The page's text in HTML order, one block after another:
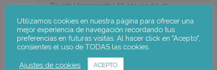
Revista Herramientas Nº 101-pp 20-29.
Notus team:
Utilizamos cookies en nuestra página para ofrecer una
mejor experiencia de navegación recordando tus
preferencias en futuras visitas. Al hacer click en "Acepto",
consientes el uso de TODAS las cookies.
Ajustes de cookies ACEPTO